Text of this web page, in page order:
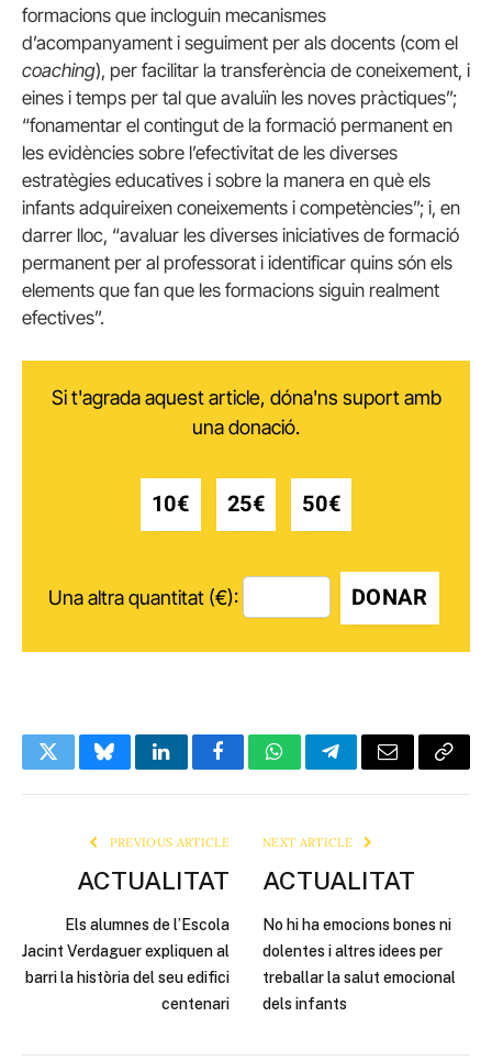
formacions que incloguin mecanismes
d’acompanyament i seguiment per als docents (com el
coaching), per facilitar la transferència de coneixement, i
eines i temps per tal que avaluïn les noves pràctiques”;
“fonamentar el contingut de la formació permanent en
les evidències sobre l’efectivitat de les diverses
estratègies educatives i sobre la manera en què els
infants adquireixen coneixements i competències”; i, en
darrer lloc, “avaluar les diverses iniciatives de formació
permanent per al professorat i identificar quins són els
elements que fan que les formacions siguin realment
efectives”.
Si t'agrada aquest article, dóna'ns suport amb
una donació.
10€ 25€ 50€
Una altra quantitat (€): DONAR
TwitterBlueskyLinkedInFacebookWhatsAppTelegramEmail Copy
PREVIOUS ARTICLE
ACTUALITAT
Els alumnes de l’Escola
Jacint Verdaguer expliquen al
barri la història del seu edifici
centenari
NEXT ARTICLE
ACTUALITAT
No hi ha emocions bones ni
dolentes i altres idees per
treballar la salut emocional
dels infants